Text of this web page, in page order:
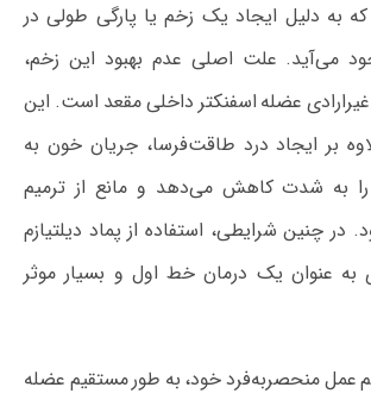
به دلیل ایجاد یک زخم یا پارگی طولی در
می‌آید. علت اصلی عدم بهبود این زخم،
عضله اسفنکتر داخلی مقعد است. این
بر ایجاد درد طاقت‌فرسا، جریان خون به
به شدت کاهش می‌دهد و مانع از ترمیم
چنین شرایطی، استفاده از پماد دیلتیازم
به عنوان یک درمان خط اول و بسیار موثر
عمل منحصربه‌فرد خود، به طور مستقیم عضله